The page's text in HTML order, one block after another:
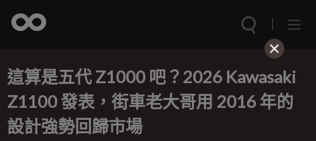
這算是五代 Z1000 吧？2026 Kawasaki
Z1100 發表，街車老大哥用 2016 年的
設計強勢回歸市場